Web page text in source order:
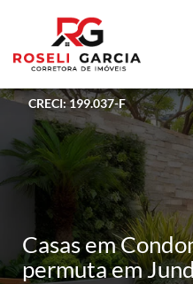
CRECI: 199.037-F
Casas em
permuta em